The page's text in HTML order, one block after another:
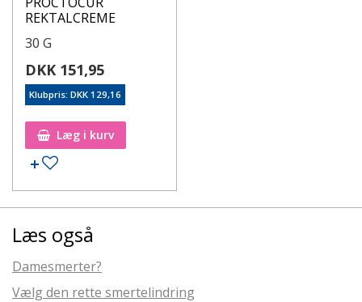
REKTALCREME
30 G
DKK 151,95
Klubpris: DKK 129,16
Læg i kurv
Læs også
Damesmerter?
Vælg den rette smertelindring